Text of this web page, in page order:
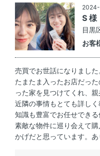
S 様
目黒
お客
売買でお世話になりました
たまたま入ったお店だっ
った家を見つけてくれ、
近隣の事情もとても詳し
知識も豊富でお任せできる
素敵な物件に巡り会えて
かげだと思っています。